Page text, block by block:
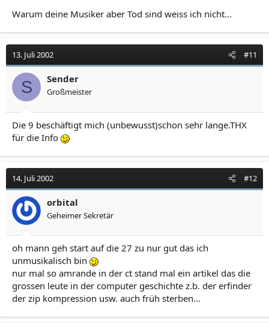
Warum deine Musiker aber Tod sind weiss ich nicht...
13. Juli 2002 #11
S Sender
Großmeister
Die 9 beschäftigt mich (unbewusst)schon sehr lange.THX
für die Info
14. Juli 2002 #12
orbital
Geheimer Sekretär
oh mann geh start auf die 27 zu nur gut das ich
unmusikalisch bin
nur mal so amrande in der ct stand mal ein artikel das die
grossen leute in der computer geschichte z.b. der erfinder
der zip kompression usw. auch früh sterben...